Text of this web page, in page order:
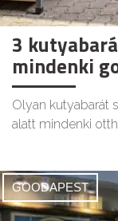
3
mindenki
Olyan kutyabarát
alatt mindenki
GOODAPEST